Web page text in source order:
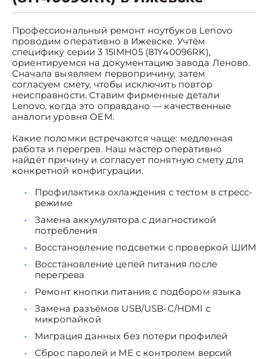
Профессиональный ремонт ноутбуков Lenovo
проводим оперативно в Ижевске. Учтём
специфику серии 3 15IMH05 (81Y40096RK),
ориентируемся на документацию завода Леново.
Сначала выявляем первопричину, затем
согласуем смету, чтобы исключить повтор
неисправности. Ставим фирменные детали
Lenovo, когда это оправдано — качественные
аналоги уровня OEM.
Какие поломки встречаются чаще: медленная
работа и перегрев. Наш мастер оперативно
найдёт причину и согласует понятную смету для
конкретной конфигурации.
Профилактика охлаждения с тестом в стресс-
режиме
Замена аккумулятора с диагностикой
потребления
Восстановление подсветки с проверкой ШИМ
Восстановление цепей питания после
перегрева
Ремонт кнопки питания с подбором языка
Замена разъёмов USB/USB-C/HDMI с
микропайкой
Миграция данных без потери профилей
Сброс паролей и ME с контролем версий